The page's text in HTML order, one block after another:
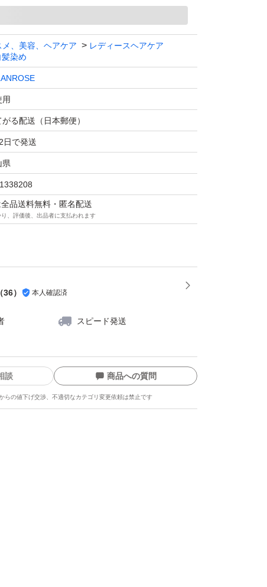
メ、美容、ヘアケア
レディースヘアケア
髪染め
用
がる配送（日本郵便）
日で発送
県
品送料無料・匿名配送
、評価後、出品者に支払われます
（36） 本人確認済
スピード発送
談 商品への質問
らの値下げ交渉、不適切なカテゴリ変更依頼は禁止です